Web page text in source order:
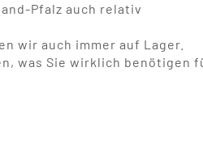
Pfalz auch relativ
wir auch immer auf Lager.
was Sie wirklich benötigen